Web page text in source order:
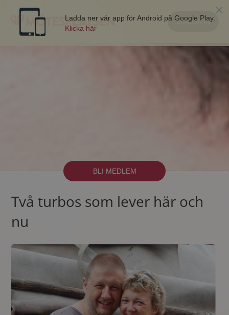
LOGGA IN
BLI MEDLEM
×
Ladda ner vår app för Android på Google Play.
Klicka här
Två turbos som lever här och
nu